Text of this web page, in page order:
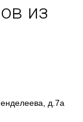
из
д.7а